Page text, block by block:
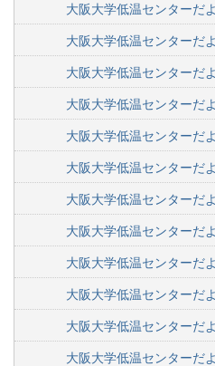
大阪大学低温センターだ
大阪大学低温センターだ
大阪大学低温センターだ
大阪大学低温センターだ
大阪大学低温センターだ
大阪大学低温センターだ
大阪大学低温センターだ
大阪大学低温センターだ
大阪大学低温センターだ
大阪大学低温センターだ
大阪大学低温センターだ
大阪大学低温センターだ